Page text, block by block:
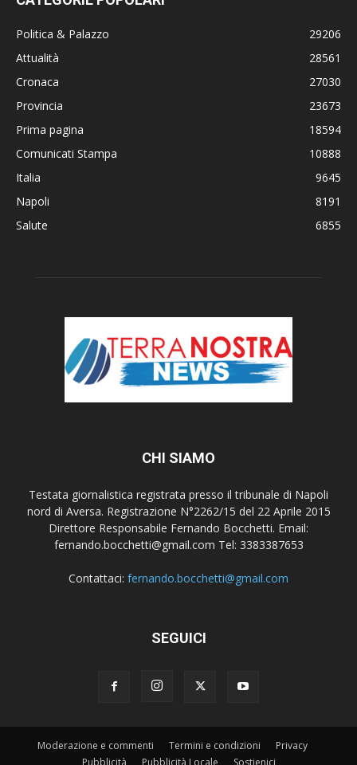
Politica & Palazzo
29206
Attualità
28561
Cronaca
27030
Provincia
23673
Prima pagina
18594
Comunicati Stampa
10888
Italia
9645
Napoli
8191
Salute
6855
CHI SIAMO
Testata giornalistica registrata presso il tribunale di Napoli
nord di Aversa. Registrazione N°2262/15 del 22 Aprile 2015
Direttore Responsabile Fernando Bocchetti. Email:
fernando.bocchetti@gmail.com Tel: 3383387653
Contattaci: fernando.bocchetti@gmail.com
SEGUICI
Moderazione e commenti Termini e condizioni
Privacy
Pubblicità
Pubblicità Locale Sostienici